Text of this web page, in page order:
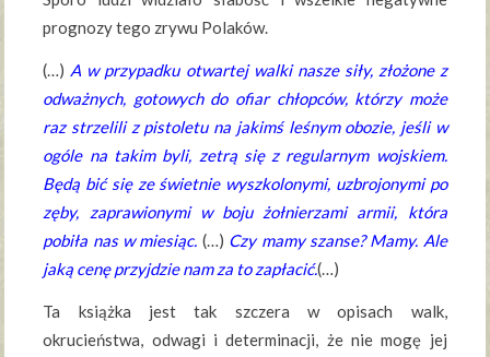
prognozy tego zrywu Polaków.
(…) A w przypadku otwartej walki nasze siły, złożone z
odważnych, gotowych do ofiar chłopców, którzy może
raz strzelili z pistoletu na jakimś leśnym obozie, jeśli w
ogóle na takim byli, zetrą się z regularnym wojskiem.
Będą bić się ze świetnie wyszkolonymi, uzbrojonymi po
zęby, zaprawionymi w boju żołnierzami armii, która
pobiła nas w miesiąc. (…) Czy mamy szanse? Mamy. Ale
jaką cenę przyjdzie nam za to zapłacić.(…)
Ta książka jest tak szczera w opisach walk,
okrucieństwa, odwagi i determinacji, że nie mogę jej